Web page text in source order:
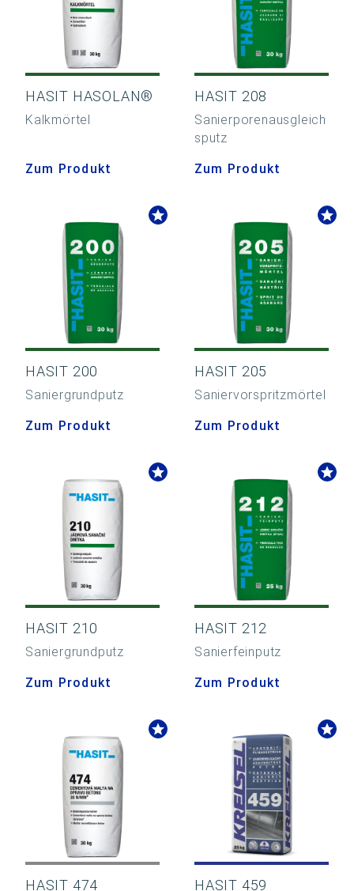
HASIT HASOLAN®
Kalkmörtel
Zum Produkt
HASIT 208
Sanierporenausgleich
sputz
Zum Produkt
HASIT 200
Saniergrundputz
Zum Produkt
HASIT 205
Saniervorspritzmörtel
Zum Produkt
HASIT 210
Saniergrundputz
Zum Produkt
HASIT 212
Sanierfeinputz
Zum Produkt
HASIT 474 HASIT 459